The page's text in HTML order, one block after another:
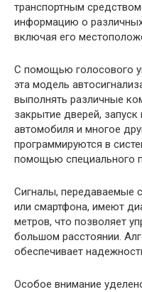
транспортным
информацию о
включая его
С помощью голосового
эта модель
выполнять различные
закрытие дверей,
автомобиля и многое
программируются в
помощью специального
Сигналы, передаваемые
или смартфона, имеют
метров, что позволяет
большом расстоянии.
обеспечивает
Особое внимание